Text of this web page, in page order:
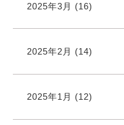
2025年3月 (16)
2025年2月 (14)
2025年1月 (12)